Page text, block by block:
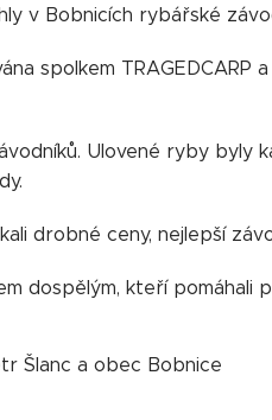
v Bobnicích rybářské
spolkem TRAGEDCARP
Ulovené ryby byly
drobné ceny, nejlepší
dospělým, kteří pomáhali
Šlanc a obec Bobnice